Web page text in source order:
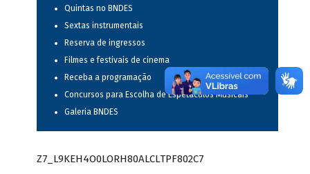
Quintas no BNDES
Sextas instrumentais
Reserva de ingressos
Filmes e festivais de cinema
Receba a programação
Concursos para Escolha de Espetáculos Musicais
Galeria BNDES
Z7_L9KEH4O0LORH80ALCLTPF802C7